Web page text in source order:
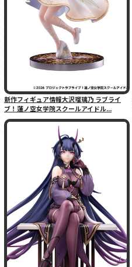
新作フィギュア情報大沢瑠璃乃 ラブライ
ブ！蓮ノ空女学院スクールアイドル...